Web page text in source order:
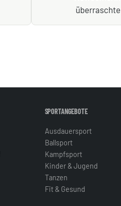
überraschte
SPORTANGEBOTE
Ausdauersport
Ballsport
Kampfsport
Kinder & Jugend
Tanzen
Fit & Gesund